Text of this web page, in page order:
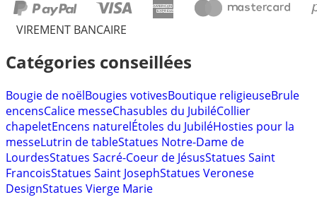
VIREMENT BANCAIRE
Catégories conseillées
Bougie de noëlBougies votivesBoutique religieuseBrule
encensCalice messeChasubles du JubiléCollier
chapeletEncens naturelÉtoles du JubiléHosties pour la
messeLutrin de tableStatues Notre-Dame de
LourdesStatues Sacré-Coeur de JésusStatues Saint
FrancoisStatues Saint JosephStatues Veronese
DesignStatues Vierge Marie